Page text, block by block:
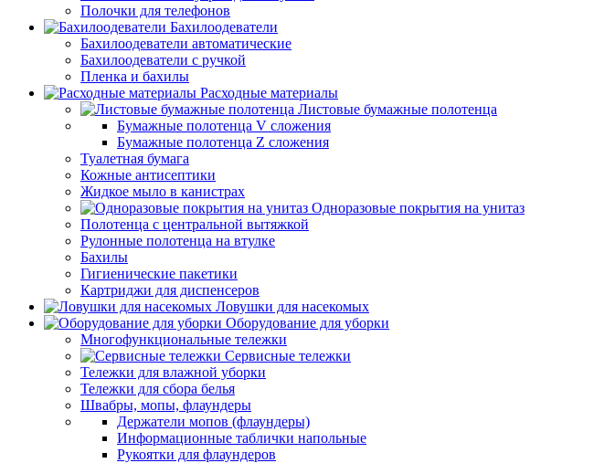
Полочки для телефонов
Бахилоодеватели
Бахилоодеватели автоматические
Бахилоодеватели с ручкой
Пленка и бахилы
Расходные материалы
Листовые бумажные полотенца
Бумажные полотенца V сложения
Бумажные полотенца Z сложения
Туалетная бумага
Кожные антисептики
Жидкое мыло в канистрах
Одноразовые покрытия на унитаз
Полотенца с центральной вытяжкой
Рулонные полотенца на втулке
Бахилы
Гигиенические пакетики
Картриджи для диспенсеров
Ловушки для насекомых
Оборудование для уборки
Многофункциональные тележки
Сервисные тележки
Тележки для влажной уборки
Тележки для сбора белья
Швабры, мопы, флаундеры
Держатели мопов (флаундеры)
Информационные таблички напольные
Рукоятки для флаундеров